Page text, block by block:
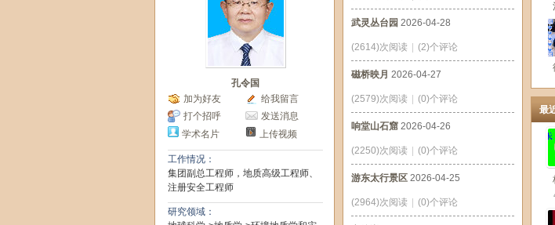
孔令国
加为好友
给我留言
打个招呼
发送消息
学术名片
上传视频
工作情况：
集团副总工程师，地质高级工程师、
注册安全工程师
研究领域：
武灵丛台园 2026-04-28
(2614)次阅读 (2)个评论
磁桥映月 2026-04-27
(2579)次阅读 (0)个评论
响堂山石窟 2026-04-26
(2250)次阅读 (0)个评论
游东太行景区 2026-04-25
(2964)次阅读 (0)个评论
最